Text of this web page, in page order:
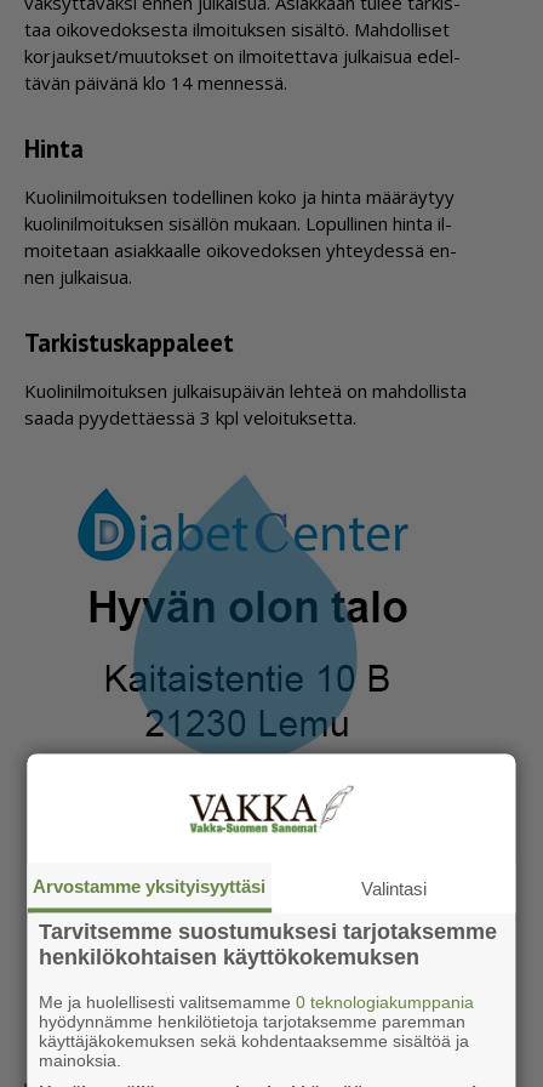
taa oi­ko­ve­dok­ses­ta il­moi­tuk­sen si­säl­tö. Mah­dol­li­set
kor­jauk­set/muu­tok­set on il­moi­tet­ta­va jul­kai­sua edel­
tä­vän päi­vä­nä klo 14 men­nes­sä.
Hinta
Kuo­li­nil­moi­tuk­sen to­del­li­nen koko ja hin­ta mää­räy­tyy
kuo­li­nil­moi­tuk­sen si­säl­lön mu­kaan. Lo­pul­li­nen hin­ta il­
moi­te­taan asi­ak­kaal­le oi­ko­ve­dok­sen yh­tey­des­sä en­
nen jul­kai­sua.
Tarkis­tus­kap­paleet
Kuo­li­nil­moi­tuk­sen jul­kai­su­päi­vän leh­teä on mah­dol­lis­ta
saa­da pyy­det­tä­es­sä 3 kpl ve­loi­tuk­set­ta.
Arvostamme yksityisyyttäsi Valintasi
Tarvitsemme suostumuksesi tarjotaksemme
henkilökohtaisen käyttökokemuksen
Me ja huolellisesti valitsemamme0 teknologiakumppania
hyödynnämme henkilötietoja tarjotaksemme paremman
käyttäjäkokemuksen sekä kohdentaaksemme sisältöä ja
mainoksia.